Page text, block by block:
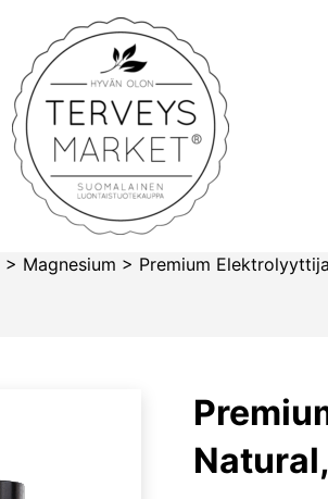
Terveysmarket
> Magnesium > Premium